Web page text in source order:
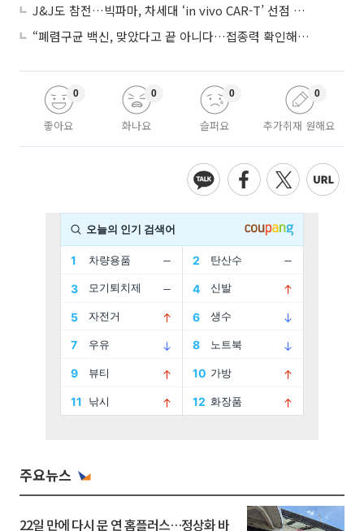
J&J도 참전…빅파마, 차세대 ‘in vivo CAR-T’ 선점 경쟁 본격화
“폐렴구균 백신, 맞았다고 끝 아니다…접종력 확인해야”
좋아요
0
화나요
0
슬퍼요
0
추가취재 원해요
0
주요뉴스
22일 만에 다시 문 연 홈플러스…정상화 바